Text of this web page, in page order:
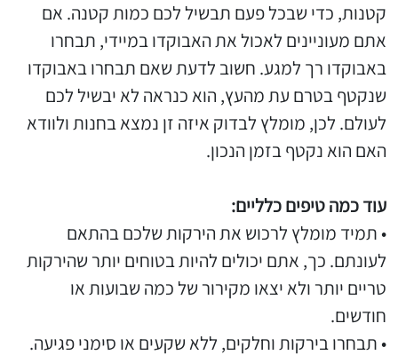
קטנות, כדי שבכל פעם תבשיל לכם כמות קטנה. אם
אתם מעוניינים לאכול את האבוקדו במיידי, תבחרו
באבוקדו רך למגע. חשוב לדעת שאם תבחרו באבוקדו
שנקטף בטרם עת מהעץ, הוא כנראה לא יבשיל לכם
לעולם. לכן, מומלץ לבדוק איזה זן נמצא בחנות ולוודא
האם הוא נקטף בזמן הנכון.
עוד כמה טיפים כלליים:
• תמיד מומלץ לרכוש את הירקות שלכם בהתאם
לעונתם. כך, אתם יכולים להיות בטוחים יותר שהירקות
טריים יותר ולא יצאו מקירור של כמה שבועות או
חודשים.
• תבחרו בירקות וחלקים, ללא שקעים או סימני פגיעה.